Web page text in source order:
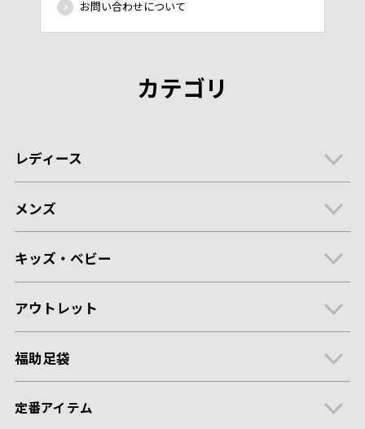
お問い合わせについて
カテゴリ
レディース
メンズ
キッズ・ベビー
アウトレット
福助足袋
定番アイテム